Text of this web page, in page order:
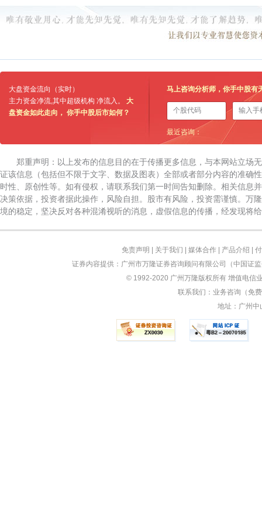
大盘资金流向（实时）
主力资金净流,其中超级机构 净流入 。
大
盘资金如此走向， 你手中股后市如何？
马上咨询分析师，你手中股有
最近咨询：
郑重声明：以上发布的信息目的在于传播更多信息，与本网站立场
证该信息（包括但不限于文字、数据及图表）全部或者部分内容的准确
时性、原创性等。如有侵权，请联系我们第一时间告知删除。相关信息
决策依据，投资者据此操作，风险自担。股市有风险，投资需谨慎。万
境的稳定，坚决反对各种混淆视听的消息，虚假信息的传播，经发现将
免责声明 关于我们 媒体合作| 产品介绍
证券内容提供：广州市万隆证券咨询顾问有限公司（中国证
© 1992-2020 广州万隆版权所有 增值电信
联系我们：业务咨询（免
地址：广州中